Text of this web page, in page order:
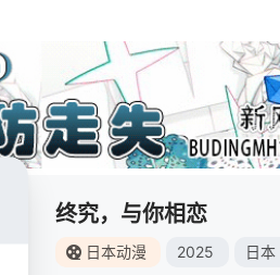
终究，与你相恋
日本动漫 2025 日本